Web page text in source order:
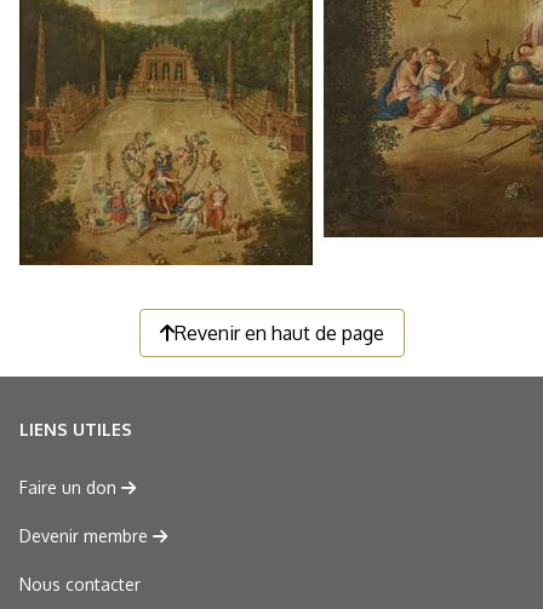
Revenir en haut de page
LIENS UTILES
Faire un don
Devenir membre
Nous contacter